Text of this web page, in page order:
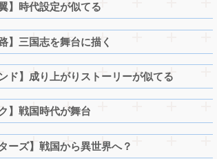
】時代設定が似てる
】三国志を舞台に描く
ド】成り上がりストーリーが似てる
】戦国時代が舞台
ーズ】戦国から異世界へ？